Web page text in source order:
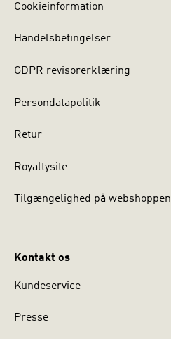
Cookieinformation
Handelsbetingelser
GDPR revisorerklæring
Persondatapolitik
Retur
Royaltysite
Tilgængelighed på webshoppen
Kontakt os
Kundeservice
Presse